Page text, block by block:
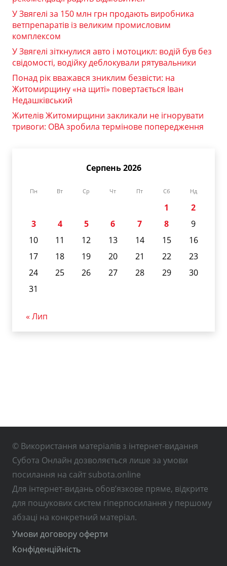
У Звягелі за 150 млн грн продають виробника
ветпрепаратів із великим промисловим
комплексом
У Звягелі зіткнулися авто і мотоцикл: водій був без
свідомості, водійку деблокували рятувальники
Понад рік вважався зниклим безвісти: на
Житомирщину «на щиті» повертається Іван
Недашківський
Жителів Житомирщини закликали не ігнорувати
тривоги: ОВА зробила термінове попередження
Серпень 2026
Пн Вт Ср Чт Пт Сб Нд
1
2
3
4 5 6 7 8
9
10
11 12 13 14 15
16
17
18 19 20 21 22
23
24
25 26 27 28 29
30
31
« Лип
© Використання матеріалів з інтернет-видання
Субота Онлайн дозволяється лише за умови
посилання на сайт subota.online
Для інтернет-видань обов’язкове пряме, відкрите
для пошукових систем гіперпосилання у першому
абзаці на конкретний матеріал.
Умови договору оферти
Конфіденційність